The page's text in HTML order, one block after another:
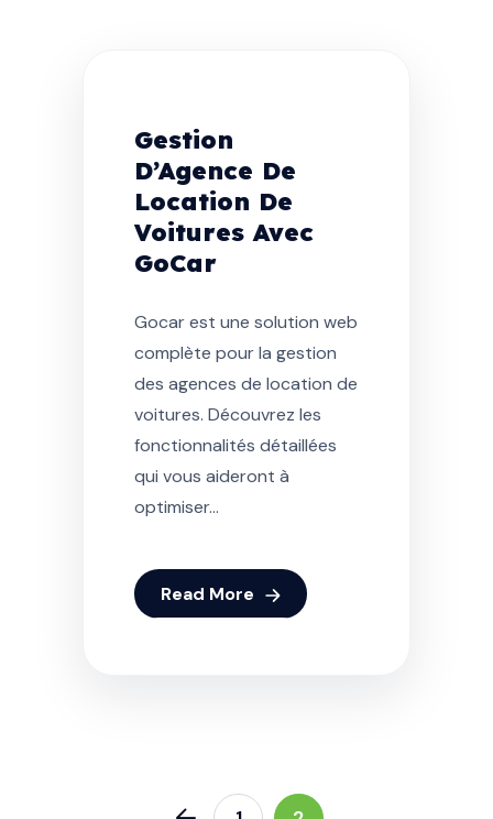
Gestion
D’Agence De
Location De
Voitures Avec
GoCar
Gocar est une solution web
complète pour la gestion
des agences de location de
voitures. Découvrez les
fonctionnalités détaillées
qui vous aideront à
optimiser...
Read More